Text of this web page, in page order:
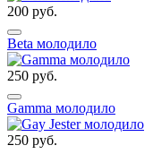
200 руб.
Beta молодило
250 руб.
Gamma молодило
250 руб.